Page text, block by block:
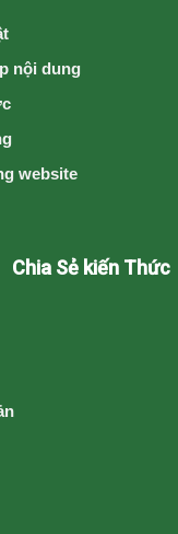
nội dung
website
Chia Sẻ kiến Thức